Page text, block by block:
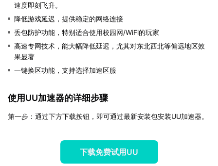
速度即刻飞升。
降低游戏延迟，提供稳定的网络连接
丢包防护功能，特别适合使用校园网/WiFi的玩家
高速专网技术，能大幅降低延迟，尤其对东北西北等偏远地区效
果显著
一键换区功能，支持选择加速区服
使用UU加速器的详细步骤
第一步：通过下方下载按钮，即可通过最新安装包安装UU加速器。
下载免费试用UU